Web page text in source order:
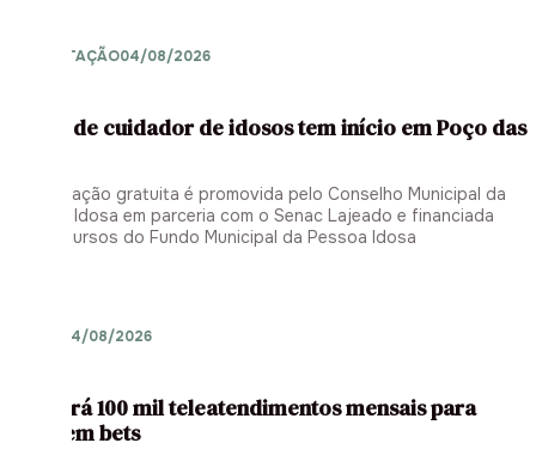
CAPACITAÇÃO04/08/2026
Curso de cuidador de idosos tem início em Poço das
Capacitação gratuita é promovida pelo Conselho Municipal da
Pessoa Idosa em parceria com o Senac Lajeado e financiada
com recursos do Fundo Municipal da Pessoa Idosa
04/08/2026
SUS terá 100 mil teleatendimentos mensais para
vício em bets